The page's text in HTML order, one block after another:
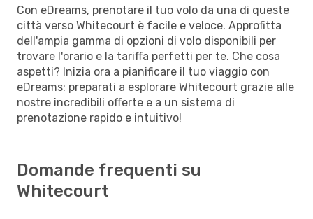
Con eDreams, prenotare il tuo volo da una di queste
città verso Whitecourt è facile e veloce. Approfitta
dell'ampia gamma di opzioni di volo disponibili per
trovare l'orario e la tariffa perfetti per te. Che cosa
aspetti? Inizia ora a pianificare il tuo viaggio con
eDreams: preparati a esplorare Whitecourt grazie alle
nostre incredibili offerte e a un sistema di
prenotazione rapido e intuitivo!
Domande frequenti su
Whitecourt